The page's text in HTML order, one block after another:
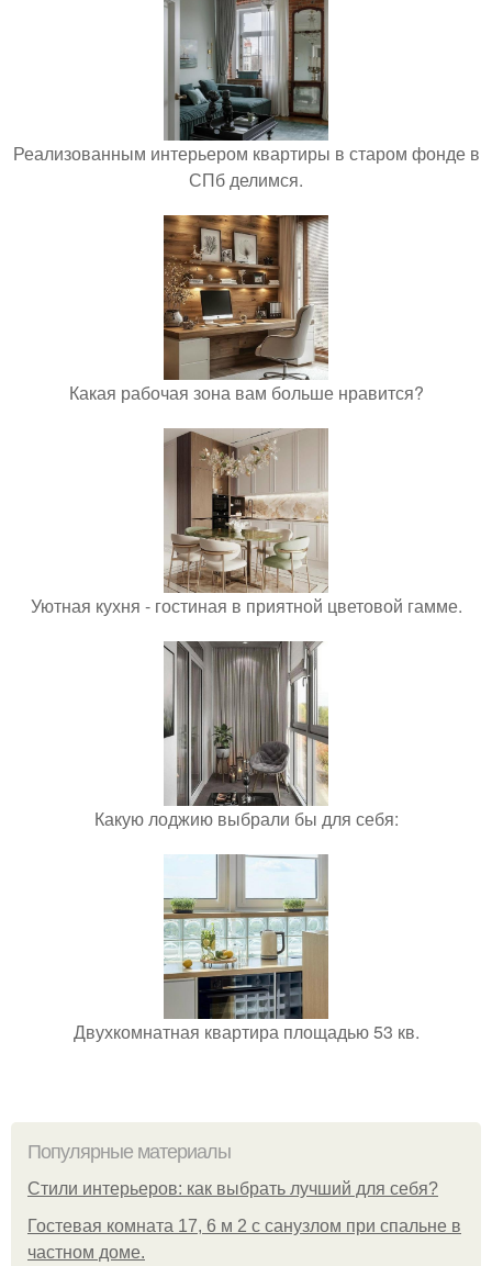
Реализованным интерьером квартиры в старом фонде в
СПб делимся.
Какая рабочая зона вам больше нравится?
Уютная кухня - гостиная в приятной цветовой гамме.
Какую лоджию выбрали бы для себя:
Двухкомнатная квартира площадью 53 кв.
Популярные материалы
Стили интерьеров: как выбрать лучший для себя?
Гостевая комната 17, 6 м 2 с санузлом при спальне в
частном доме.